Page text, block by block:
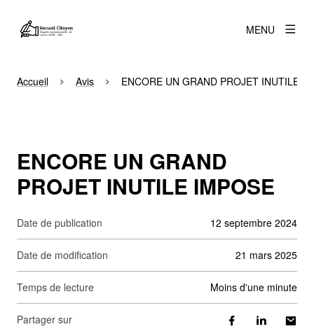
MENU
Accueil Avis ENCORE UN GRAND PROJET INUTILE
ENCORE UN GRAND
PROJET INUTILE IMPOSE
Date de publication 12 septembre 2024
Date de modification 21 mars 2025
Temps de lecture moins d'une minute
Partager sur